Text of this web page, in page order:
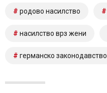
родово насилство
насилство врз жени
германско законодавство